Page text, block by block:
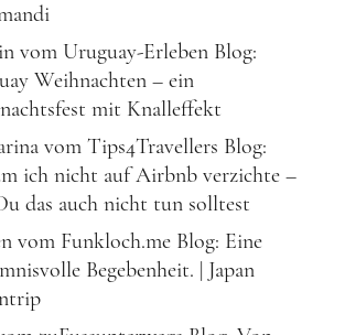
vom Uruguay-Erleben Blog:
Weihnachten – ein
mit Knalleffekt
vom Tips4Travellers Blog:
ich nicht auf Airbnb verzichte –
das auch nicht tun solltest
vom Funkloch.me Blog: Eine
Begebenheit. | Japan